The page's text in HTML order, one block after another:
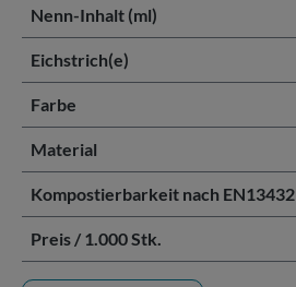
Nenn-Inhalt (ml)
Eichstrich(e)
Farbe
Material
Kompostierbarkeit nach EN13432
Preis / 1.000 Stk.